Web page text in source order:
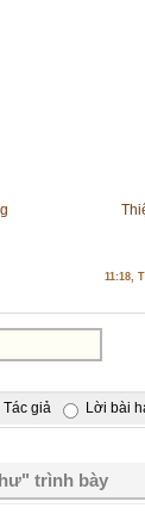
11:18,
Tác giả Lời bài
trình bày